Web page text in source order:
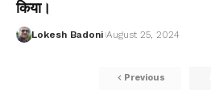
किया।
Lokesh Badoni August 25, 2024
Previous